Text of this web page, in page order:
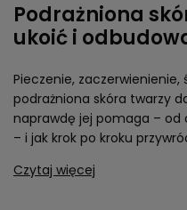
Podrażniona
ukoić i
Pieczenie,
podrażniona skóra twarzy
naprawdę jej pomaga – od
– i jak krok po kroku
Czytaj więcej